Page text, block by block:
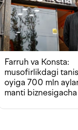
Farruh va Konsta:
musofirlikdagi
oyiga 700 mln
manti biznesigacha